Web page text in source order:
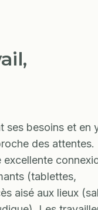
ses besoins et en
des attentes.
excellente
(tablettes,
aisé aux lieux